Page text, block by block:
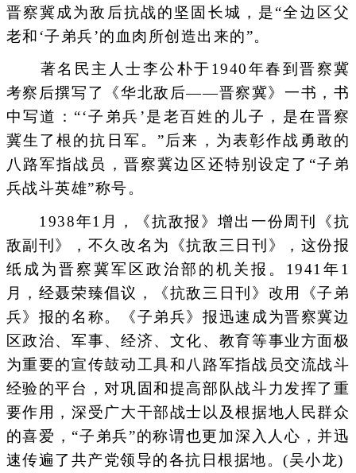
晋察冀成为敌后抗战的坚固长城，是“全边区父
老和‘子弟兵’的血肉所创造出来的”。
著名民主人士李公朴于1940年春到晋察冀
考察后撰写了《华北敌后——晋察冀》一书，书
中写道：“‘子弟兵’是老百姓的儿子，是在晋察
冀生了根的抗日军。”后来，为表彰作战勇敢的
八路军指战员，晋察冀边区还特别设定了“子弟
兵战斗英雄”称号。
1938年1月，《抗敌报》增出一份周刊《抗
敌副刊》，不久改名为《抗敌三日刊》，这份报
纸成为晋察冀军区政治部的机关报。1941年1
月，经聂荣臻倡议，《抗敌三日刊》改用《子弟
兵》报的名称。《子弟兵》报迅速成为晋察冀边
区政治、军事、经济、文化、教育等事业方面极
为重要的宣传鼓动工具和八路军指战员交流战斗
经验的平台，对巩固和提高部队战斗力发挥了重
要作用，深受广大干部战士以及根据地人民群众
的喜爱，“子弟兵”的称谓也更加深入人心，并迅
速传遍了共产党领导的各抗日根据地。(吴小龙)